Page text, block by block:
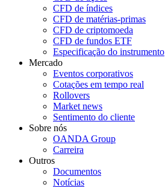
CFD de índices
CFD de matérias-primas
CFD de criptomoeda
CFD de fundos ETF
Especificação do instrumento
Mercado
Eventos corporativos
Cotações em tempo real
Rollovers
Market news
Sentimento do cliente
Sobre nós
OANDA Group
Carreira
Outros
Documentos
Notícias